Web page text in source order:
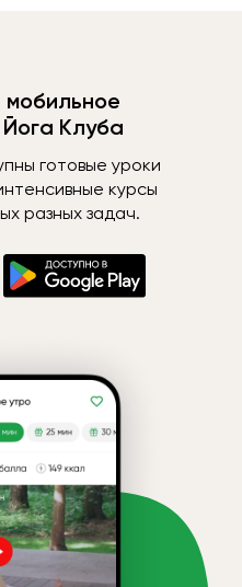
Клуба
готовые уроки
курсы
разных задач.